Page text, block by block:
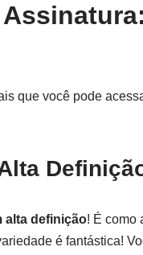
que você pode
alta definição! É como
é fantástica!